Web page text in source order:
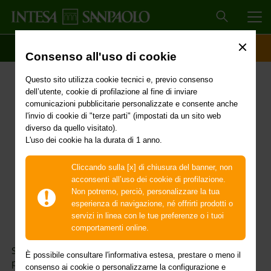
Consenso all'uso di cookie
Questo sito utilizza cookie tecnici e, previo consenso
dell’utente, cookie di profilazione al fine di inviare
comunicazioni pubblicitarie personalizzate e consente anche
l'invio di cookie di "terze parti" (impostati da un sito web
diverso da quello visitato).
L'uso dei cookie ha la durata di 1 anno.
Cliccando sulla [x] di chiusura del banner, non
acconsenti all’uso dei cookie di profilazione.
Non potremo, perciò, personalizzare la tua
esperienza di navigazione, né offrirti prodotti o
servizi in linea con le tue preferenze o i tuoi
comportamenti online.
È possibile consultare l'informativa estesa, prestare o meno il
consenso ai cookie o personalizzarne la configurazione e
17 novembre 2023 -
sciopero di FISAC-CGIL e
UILCA
Sciopero di FISAC-CGIL e UILCA per le seguenti regioni la
percentuale di scioperanti è pari a: